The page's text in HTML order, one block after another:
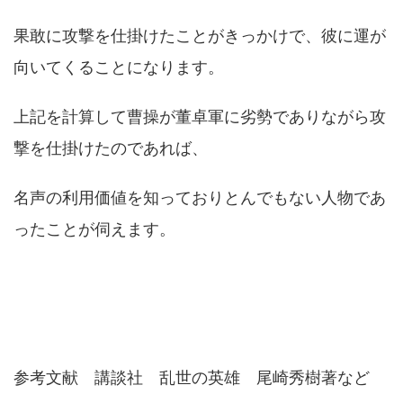
果敢に攻撃を仕掛けたことがきっかけで、彼に運が
向いてくることになります。
上記を計算して曹操が董卓軍に劣勢でありながら攻
撃を仕掛けたのであれば、
名声の利用価値を知っておりとんでもない人物であ
ったことが伺えます。
参考文献 講談社 乱世の英雄 尾崎秀樹著など